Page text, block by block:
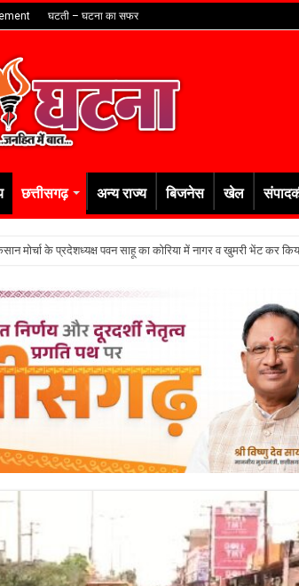
घटती – घटना का सफर
छत्तीसगढ़ अन्य राज्य बिजनेस खेल
मोर्चा के प्रदेशध्यक्ष पवन साहू का कोरिया में नागर व खुमरी भेंट कर